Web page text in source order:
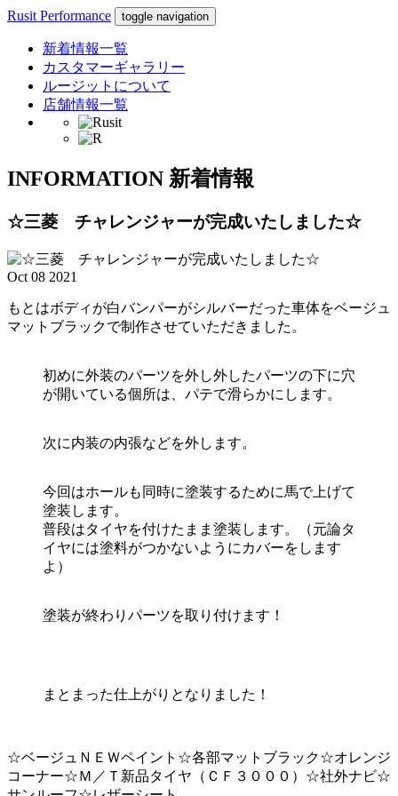
Rusit Performance toggle navigation
新着情報一覧
カスタマーギャラリー
ルージットについて
店舗情報一覧
INFORMATION 新着情報
☆三菱 チャレンジャーが完成いたしました☆
Oct 08 2021
もとはボディが白バンパーがシルバーだった車体をベージュ
マットブラックで制作させていただきました。
初めに外装のパーツを外し外したパーツの下に穴
が開いている個所は、パテで滑らかにします。
次に内装の内張などを外します。
今回はホールも同時に塗装するために馬で上げて
塗装します。
普段はタイヤを付けたまま塗装します。（元論タ
イヤには塗料がつかないようにカバーをします
よ）
塗装が終わりパーツを取り付けます！
まとまった仕上がりとなりました！
☆ベージュＮＥＷペイント☆各部マットブラック☆オレンジ
コーナー☆Ｍ／Ｔ新品タイヤ（ＣＦ３０００）☆社外ナビ☆